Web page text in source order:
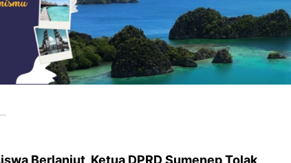
Berlanjut, Ketua DPRD Sumenep Tolak